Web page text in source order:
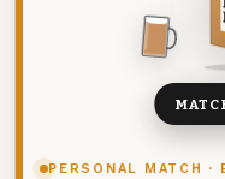
PERSONAL MATCH ·